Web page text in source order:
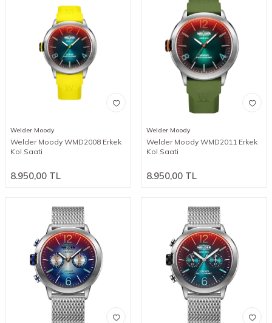
Welder Moody
Welder Moody WMD2008 Erkek
Kol Saati
8.950,00 TL
Welder Moody
Welder Moody WMD2011 Erkek
Kol Saati
8.950,00 TL